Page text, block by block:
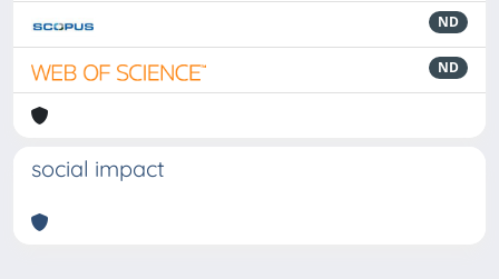
ND
ND
social impact